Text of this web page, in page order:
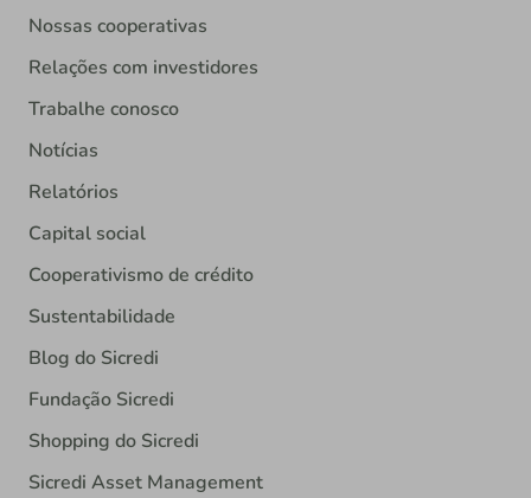
Nossas cooperativas
Relações com investidores
Trabalhe conosco
Notícias
Relatórios
Capital social
Cooperativismo de crédito
Sustentabilidade
Blog do Sicredi
Fundação Sicredi
Shopping do Sicredi
Sicredi Asset Management